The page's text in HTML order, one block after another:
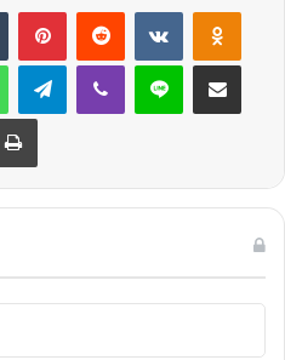
Tumblr PinterestReddit VKontakte
WhatsAppTelegramViber Line E-Posta ile
Yazdır